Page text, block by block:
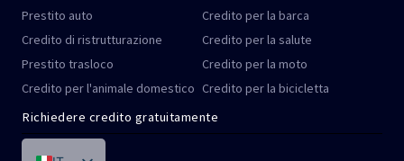
Prestito auto
Credito di ristrutturazione
Prestito trasloco
Credito per l'animale domestico
Credito per la barca
Credito per la salute
Credito per la moto
Credito per la bicicletta
Richiedere credito gratuitamente